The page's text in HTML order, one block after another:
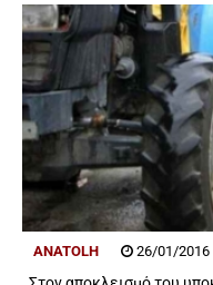
ANATOLH 26/01/2016